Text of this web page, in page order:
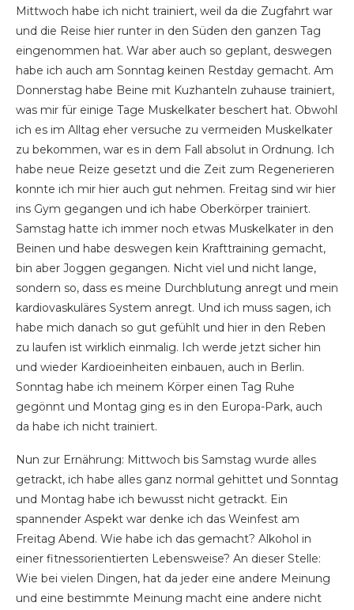
Mittwoch habe ich nicht trainiert, weil da die Zugfahrt war
und die Reise hier runter in den Süden den ganzen Tag
eingenommen hat. War aber auch so geplant, deswegen
habe ich auch am Sonntag keinen Restday gemacht. Am
Donnerstag habe Beine mit Kuzhanteln zuhause trainiert,
was mir für einige Tage Muskelkater beschert hat. Obwohl
ich es im Alltag eher versuche zu vermeiden Muskelkater
zu bekommen, war es in dem Fall absolut in Ordnung. Ich
habe neue Reize gesetzt und die Zeit zum Regenerieren
konnte ich mir hier auch gut nehmen. Freitag sind wir hier
ins Gym gegangen und ich habe Oberkörper trainiert.
Samstag hatte ich immer noch etwas Muskelkater in den
Beinen und habe deswegen kein Krafttraining gemacht,
bin aber Joggen gegangen. Nicht viel und nicht lange,
sondern so, dass es meine Durchblutung anregt und mein
kardiovaskuläres System anregt. Und ich muss sagen, ich
habe mich danach so gut gefühlt und hier in den Reben
zu laufen ist wirklich einmalig. Ich werde jetzt sicher hin
und wieder Kardioeinheiten einbauen, auch in Berlin.
Sonntag habe ich meinem Körper einen Tag Ruhe
gegönnt und Montag ging es in den Europa-Park, auch
da habe ich nicht trainiert.
Nun zur Ernährung: Mittwoch bis Samstag wurde alles
getrackt, ich habe alles ganz normal gehittet und Sonntag
und Montag habe ich bewusst nicht getrackt. Ein
spannender Aspekt war denke ich das Weinfest am
Freitag Abend. Wie habe ich das gemacht? Alkohol in
einer fitnessorientierten Lebensweise? An dieser Stelle:
Wie bei vielen Dingen, hat da jeder eine andere Meinung
und eine bestimmte Meinung macht eine andere nicht